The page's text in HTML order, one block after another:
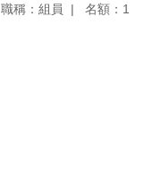
職稱：組員 名額：1